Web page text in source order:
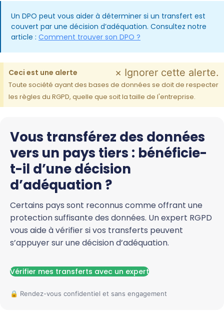
Un DPO peut vous aider à déterminer si un transfert est
couvert par une décision d’adéquation. Consultez notre
article : Comment trouver son DPO ?
Ceci est une alerte
Toute société ayant des bases de données se doit de respecter
les règles du RGPD, quelle que soit la taille de l'entreprise.
× Ignorer cette alerte.
Vous transférez des données
vers un pays tiers : bénéficie-
t-il d’une décision
d’adéquation ?
Certains pays sont reconnus comme offrant une
protection suffisante des données. Un expert RGPD
vous aide à vérifier si vos transferts peuvent
s’appuyer sur une décision d’adéquation.
Vérifier mes transferts avec un expert